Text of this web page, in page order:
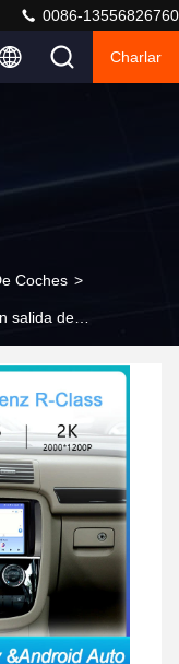
0086-13556826760
Charlar
Coches >
salida de